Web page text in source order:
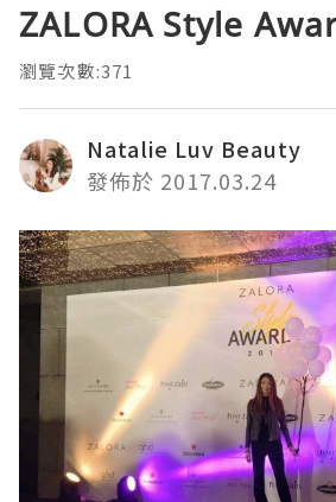
ZALORA Style
瀏覽次數:371
Natalie Luv Beauty
發佈於 2017.03.24